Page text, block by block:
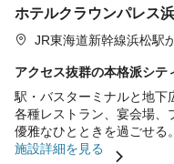
ホテルクラウンパレス
JR東海道新幹線浜松駅
アクセス抜群の本格派シテ
駅・バスターミナルと地下
各種レストラン、宴会場、
優雅なひとときを過ごせる。
施設詳細を見る